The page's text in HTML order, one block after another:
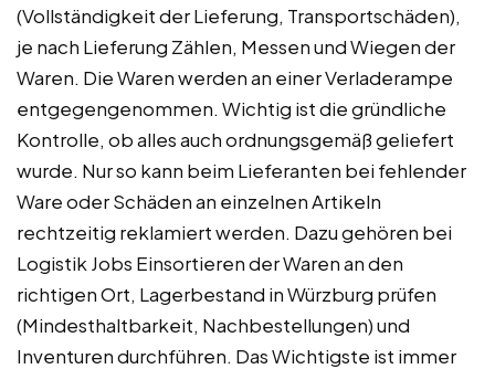
(Vollständigkeit der Lieferung, Transportschäden),
je nach Lieferung Zählen, Messen und Wiegen der
Waren. Die Waren werden an einer Verladerampe
entgegengenommen. Wichtig ist die gründliche
Kontrolle, ob alles auch ordnungsgemäß geliefert
wurde. Nur so kann beim Lieferanten bei fehlender
Ware oder Schäden an einzelnen Artikeln
rechtzeitig reklamiert werden. Dazu gehören bei
Logistik Jobs Einsortieren der Waren an den
richtigen Ort, Lagerbestand in Würzburg prüfen
(Mindesthaltbarkeit, Nachbestellungen) und
Inventuren durchführen. Das Wichtigste ist immer